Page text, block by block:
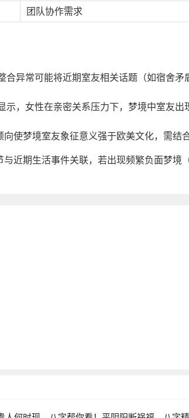
团队协作需求
合异常可能将近期室友相关话题（如宿舍矛
示，女性在亲密关系压力下，梦境中室友出
使梦境室友象征意义强于欧美文化，需结
与近期生活事件关联，若出现频繁负面梦境